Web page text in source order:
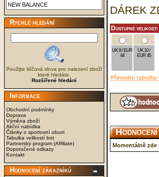
Rychlé hledání
Použijte klíčová slova pro nalezení zboží
které hledáte.
Rozšířené hledání
Informace
Obchodní podmínky
Doprava
Výměna zboží
Akční nabídka
Články o sportovní obuvi
Tabulka velikostí bot
Partnerský program (Affiliate)
Doporučené odkazy
Kontakt
Hodnocení zákazníků
DÁREK
Dostupné velikosti
UK 9 / EUR
44
UK 10 /
EUR 45
Převodní tabulka
Momentálně zde